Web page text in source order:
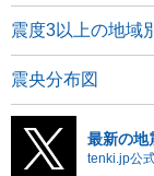
震度3以上の地域
震央分布図
最新の地
tenki.jp公